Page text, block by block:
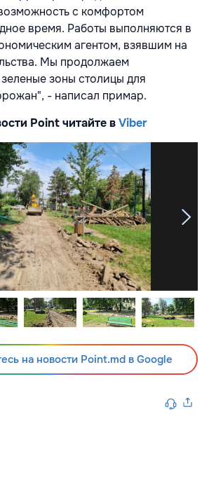
с комфортом
время. Работы выполняются в
агентом, взявшим на
Мы продолжаем
зоны столицы для
- написал примар.
Point читайте вViber
на новости Point.md в Google